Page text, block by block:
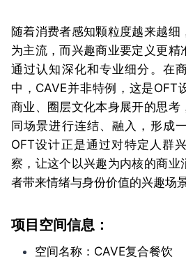
随着消费者感知颗粒度越来越细
为主流，而兴趣商业要定义更精
通过认知深化和专业细分。在
中，CAVE并非特例，这是OFT
商业、圈层文化本身展开的思考
同场景进行连结、融入，形成
OFT设计正是通过对特定人群
察，让这个以兴趣为内核的商业
者带来情绪与身份价值的兴趣场景
项目空间信息：
空间名称：CAVE复合餐饮